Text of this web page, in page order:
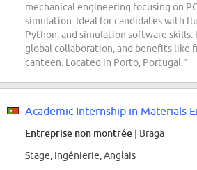
mechanical engineering focusing on
simulation. Ideal for candidates with
Python, and simulation software skills.
global collaboration, and benefits like
canteen. Located in Porto, Portugal.”
Entreprise non montrée | Braga
Stage, Ingénierie, Anglais